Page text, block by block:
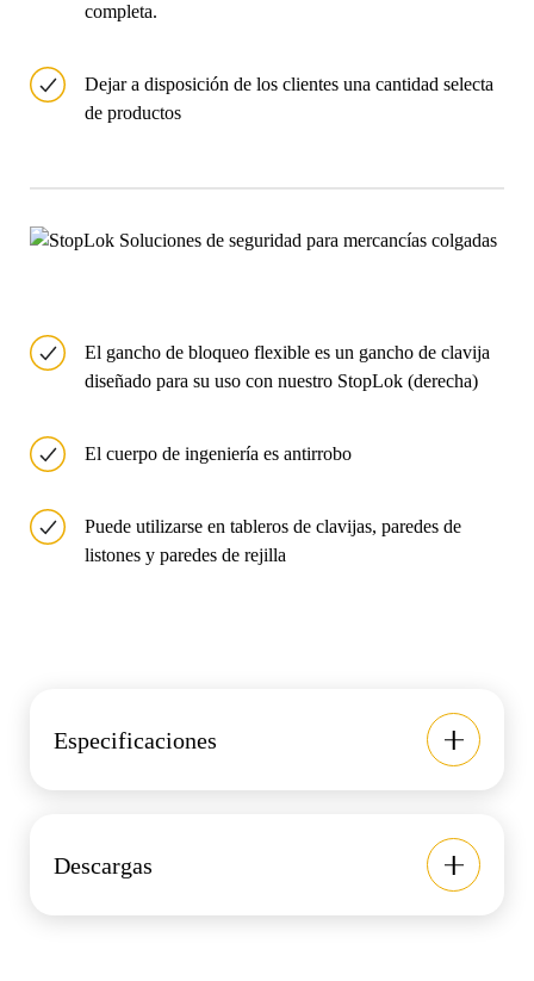
completa.
Dejar a disposición de los clientes una cantidad selecta
de productos
El gancho de bloqueo flexible es un gancho de clavija
diseñado para su uso con nuestro StopLok (derecha)
El cuerpo de ingeniería es antirrobo
Puede utilizarse en tableros de clavijas, paredes de
listones y paredes de rejilla
Especificaciones
Descargas